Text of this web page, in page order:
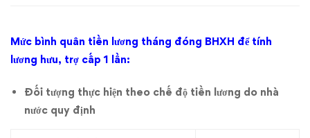
độ
BHXH
Mức bình quân tiền lương tháng đóng BHXH để tính
lương hưu, trợ cấp 1 lần:
Đối tượng thực hiện theo chế độ tiền lương do nhà
nước quy định